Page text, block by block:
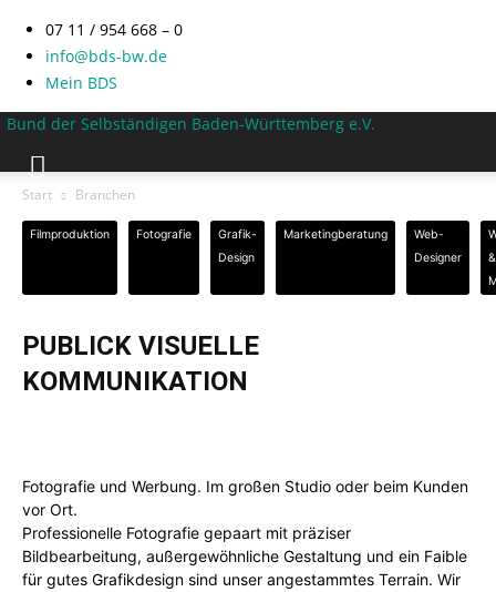
07 11 / 954 668 – 0
info@bds-bw.de
Mein BDS
Bund der Selbständigen Baden-Württemberg e.V.
Start Branchen
Filmproduktion Fotografie
Grafik-
Design
Marketingberatung
Web-
Designer
&
PUBLICK VISUELLE
KOMMUNIKATION
Fotografie und Werbung. Im großen Studio oder beim Kunden
vor Ort.
Professionelle Fotografie gepaart mit präziser
Bildbearbeitung, außergewöhnliche Gestaltung und ein Faible
für gutes Grafikdesign sind unser angestammtes Terrain. Wir